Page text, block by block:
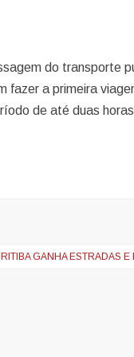
do transporte
fazer a primeira
de até duas
GANHA ESTRADAS E